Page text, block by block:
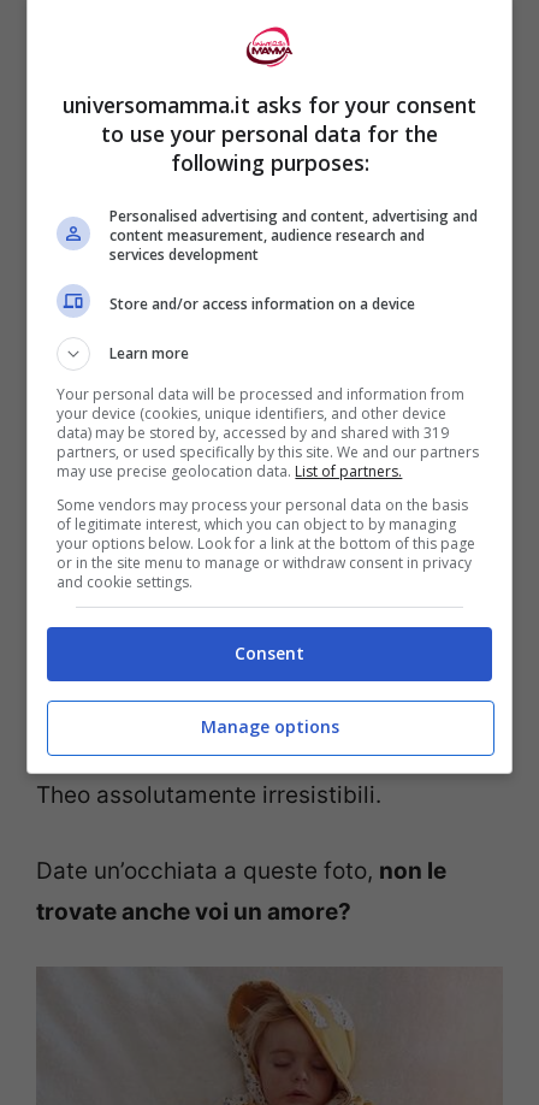
La vicedirettrice dellaMacMillian Jean
Feiwel, c
l’attesissimo book fotografico
giurare di aver trovato gli scatti di Bea e
Theo assolutamente irresistibili.
Date un’occhiata a queste foto, non le
trovate anche voi un amore?
universomamma.it asks for your consent
to use your personal data for the
following purposes:
Personalised advertising and content, advertising and
content measurement, audience research and
services development
Store and/or access information on a device
Learn more
Your personal data will be processed and information from
your device (cookies, unique identifiers, and other device
data) may be stored by, accessed by and shared with 319
partners, or used specifically by this site. We and our partners
may use precise geolocation data. List of partners.
Some vendors may process your personal data on the basis
of legitimate interest, which you can object to by managing
your options below. Look for a link at the bottom of this page
or in the site menu to manage or withdraw consent in privacy
and cookie settings.
Consent
Manage options